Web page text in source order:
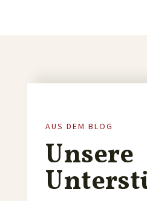
AUS DEM BLOG
Unsere